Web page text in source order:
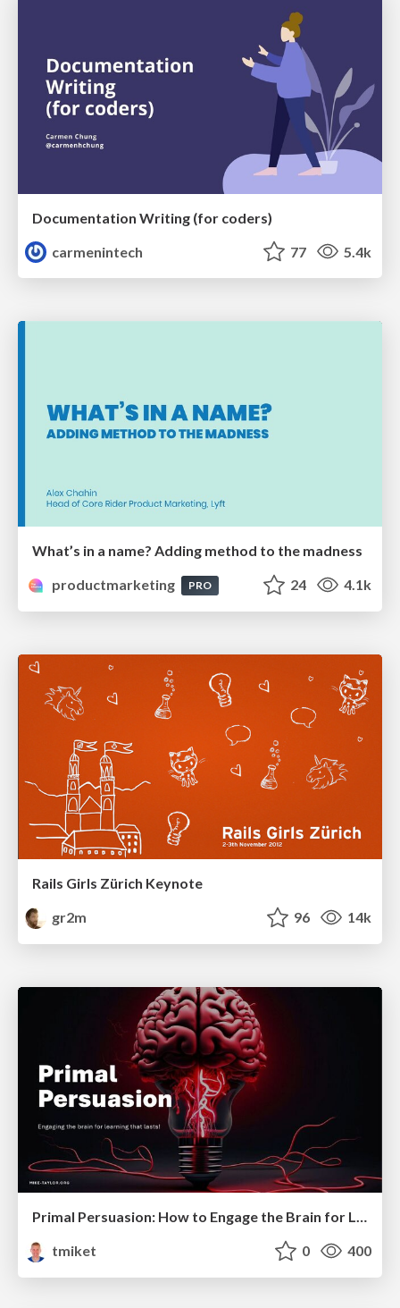
Documentation Writing (for coders)
carmenintech
77 5.4k
What’s in a name? Adding method to the madness
productmarketing
PRO 24 4.1k
Rails Girls Zürich Keynote
gr2m
96 14k
tmiket
0 400